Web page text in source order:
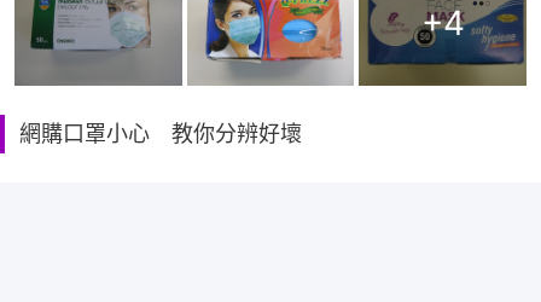
+4
網購口罩小心 教你分辨好壞